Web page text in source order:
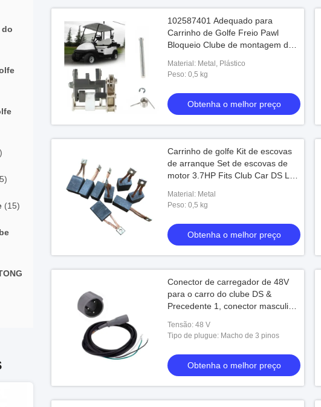
do
(15)
102587401 Adequado para
Carrinho de Golfe Freio Pawl
Bloqueio Clube de montagem de
Material: Metal, Plástico
Peso: 0,5 kg
Obtenha o melhor preço
Carrinho de golfe Kit de escovas
de arranque Set de escovas de
motor 3.7HP Fits Club Car DS L6
OEM 102938601
Material: Metal
Peso: 0,5 kg
Obtenha o melhor preço
Conector de carregador de 48V
para o carro do clube DS &
Precedente 1, conector masculino
OEM # 101828901 103429001
101128901
Tensão: 48 V
Tipo de plugue: Macho de 3 pinos
Obtenha o melhor preço